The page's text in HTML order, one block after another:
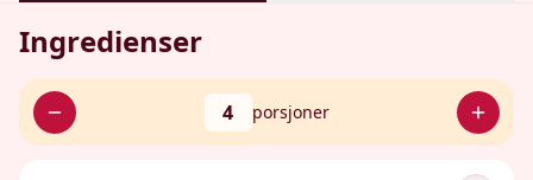
Ingredienser
4 porsjoner